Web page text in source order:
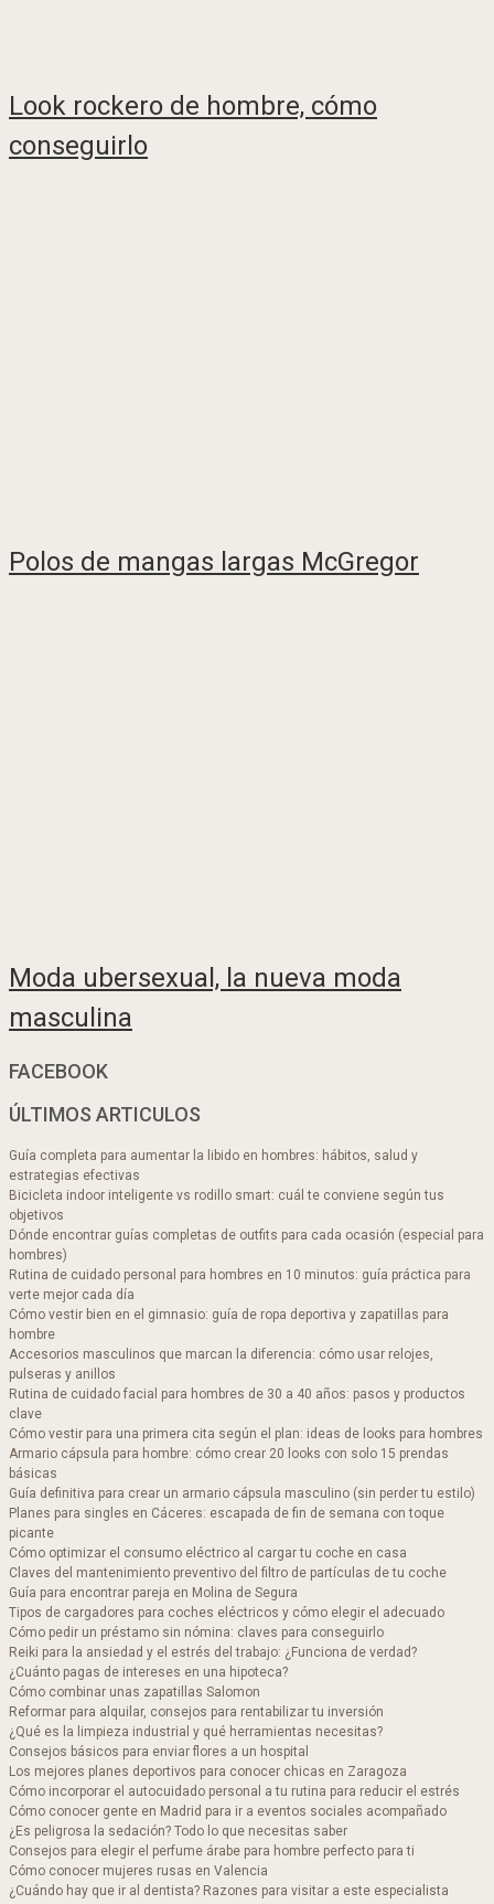
Look rockero de hombre, cómo
conseguirlo
Polos de mangas largas McGregor
Moda ubersexual, la nueva moda
masculina
FACEBOOK
ÚLTIMOS ARTICULOS
Guía completa para aumentar la libido en hombres: hábitos, salud y
estrategias efectivas
Bicicleta indoor inteligente vs rodillo smart: cuál te conviene según tus
objetivos
Dónde encontrar guías completas de outfits para cada ocasión (especial para
hombres)
Rutina de cuidado personal para hombres en 10 minutos: guía práctica para
verte mejor cada día
Cómo vestir bien en el gimnasio: guía de ropa deportiva y zapatillas para
hombre
Accesorios masculinos que marcan la diferencia: cómo usar relojes,
pulseras y anillos
Rutina de cuidado facial para hombres de 30 a 40 años: pasos y productos
clave
Cómo vestir para una primera cita según el plan: ideas de looks para hombres
Armario cápsula para hombre: cómo crear 20 looks con solo 15 prendas
básicas
Guía definitiva para crear un armario cápsula masculino (sin perder tu estilo)
Planes para singles en Cáceres: escapada de fin de semana con toque
picante
Cómo optimizar el consumo eléctrico al cargar tu coche en casa
Claves del mantenimiento preventivo del filtro de partículas de tu coche
Guía para encontrar pareja en Molina de Segura
Tipos de cargadores para coches eléctricos y cómo elegir el adecuado
Cómo pedir un préstamo sin nómina: claves para conseguirlo
Reiki para la ansiedad y el estrés del trabajo: ¿Funciona de verdad?
¿Cuánto pagas de intereses en una hipoteca?
Cómo combinar unas zapatillas Salomon​
Reformar para alquilar, consejos para rentabilizar tu inversión
¿Qué es la limpieza industrial y qué herramientas necesitas?
Consejos básicos para enviar flores a un hospital
Los mejores planes deportivos para conocer chicas en Zaragoza
Cómo incorporar el autocuidado personal a tu rutina para reducir el estrés
Cómo conocer gente en Madrid para ir a eventos sociales acompañado
¿Es peligrosa la sedación? Todo lo que necesitas saber
Consejos para elegir el perfume árabe para hombre perfecto para ti
Cómo conocer mujeres rusas en Valencia
¿Cuándo hay que ir al dentista? Razones para visitar a este especialista